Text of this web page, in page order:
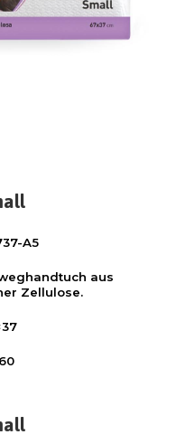
A5
aus
Zellulose.